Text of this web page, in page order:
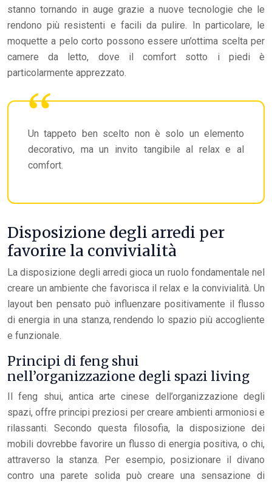
stanno tornando in auge grazie a nuove tecnologie che le
rendono più resistenti e facili da pulire. In particolare, le
moquette a pelo corto possono essere un’ottima scelta per
camere da letto, dove il comfort sotto i piedi è
particolarmente apprezzato.
Un tappeto ben scelto non è solo un elemento
decorativo, ma un invito tangibile al relax e al
comfort.
Disposizione degli arredi per
favorire la convivialità
La disposizione degli arredi gioca un ruolo fondamentale nel
creare un ambiente che favorisca il relax e la convivialità. Un
layout ben pensato può influenzare positivamente il flusso
di energia in una stanza, rendendo lo spazio più accogliente
e funzionale.
Principi di feng shui
nell’organizzazione degli spazi living
Il feng shui, antica arte cinese dell’organizzazione degli
spazi, offre principi preziosi per creare ambienti armoniosi e
rilassanti. Secondo questa filosofia, la disposizione dei
mobili dovrebbe favorire un flusso di energia positiva, o chi,
attraverso la stanza. Per esempio, posizionare il divano
contro una parete solida può creare una sensazione di